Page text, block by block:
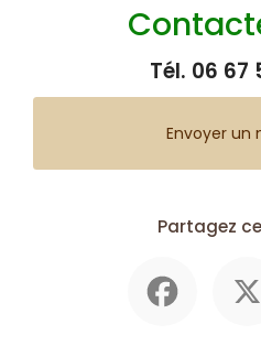
Tél. 06 67
Envoyer un
Partagez